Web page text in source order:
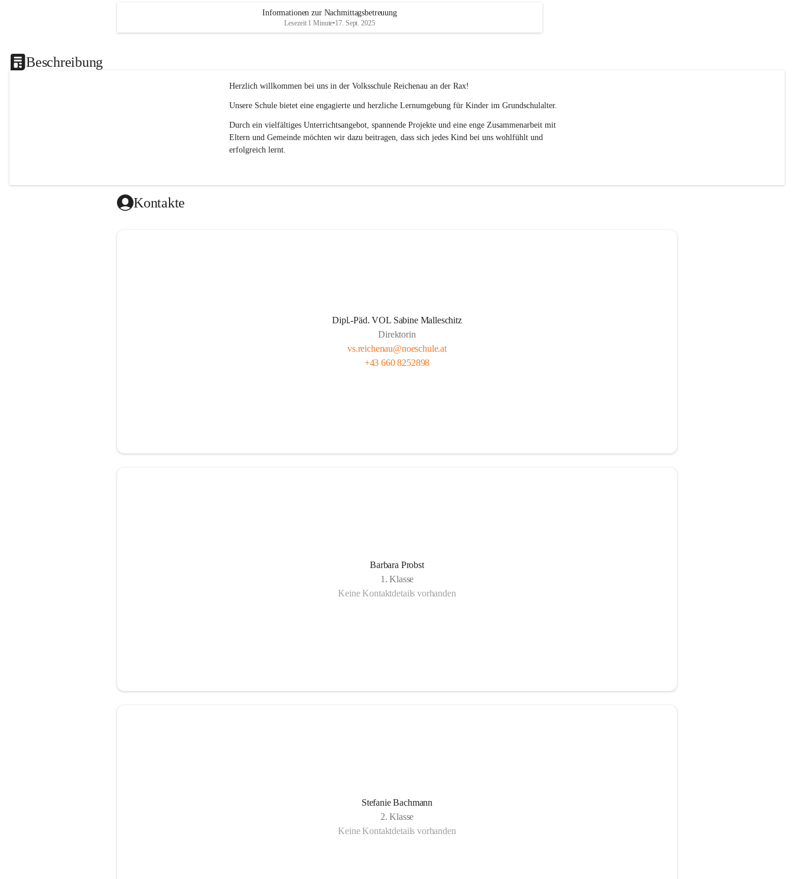
Informationen zur Nachmittagsbetreuung
Lesezeit 1 Minute•17. Sept. 2025
Beschreibung
Herzlich willkommen bei uns in der Volksschule Reichenau an der Rax!
Unsere Schule bietet eine engagierte und herzliche Lernumgebung für Kinder im Grundschulalter.
Durch ein vielfältiges Unterrichtsangebot, spannende Projekte und eine enge Zusammenarbeit mit
Eltern und Gemeinde möchten wir dazu beitragen, dass sich jedes Kind bei uns wohlfühlt und
erfolgreich lernt.
Kontakte
Dipl.-Päd. VOL Sabine Malleschitz
Direktorin
vs.reichenau@noeschule.at
+43 660 8252898
Barbara Probst
1. Klasse
Keine Kontaktdetails vorhanden
Stefanie Bachmann
2. Klasse
Keine Kontaktdetails vorhanden